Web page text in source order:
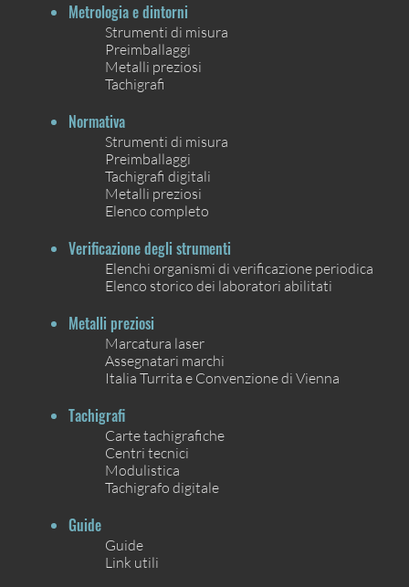
Metrologia e dintorni
Strumenti di misura
Preimballaggi
Metalli preziosi
Tachigrafi
Normativa
Strumenti di misura
Preimballaggi
Tachigrafi digitali
Metalli preziosi
Elenco completo
Verificazione degli strumenti
Elenchi organismi di verificazione periodica
Elenco storico dei laboratori abilitati
Metalli preziosi
Marcatura laser
Assegnatari marchi
Italia Turrita e Convenzione di Vienna
Tachigrafi
Carte tachigrafiche
Centri tecnici
Modulistica
Tachigrafo digitale
Guide
Guide
Link utili